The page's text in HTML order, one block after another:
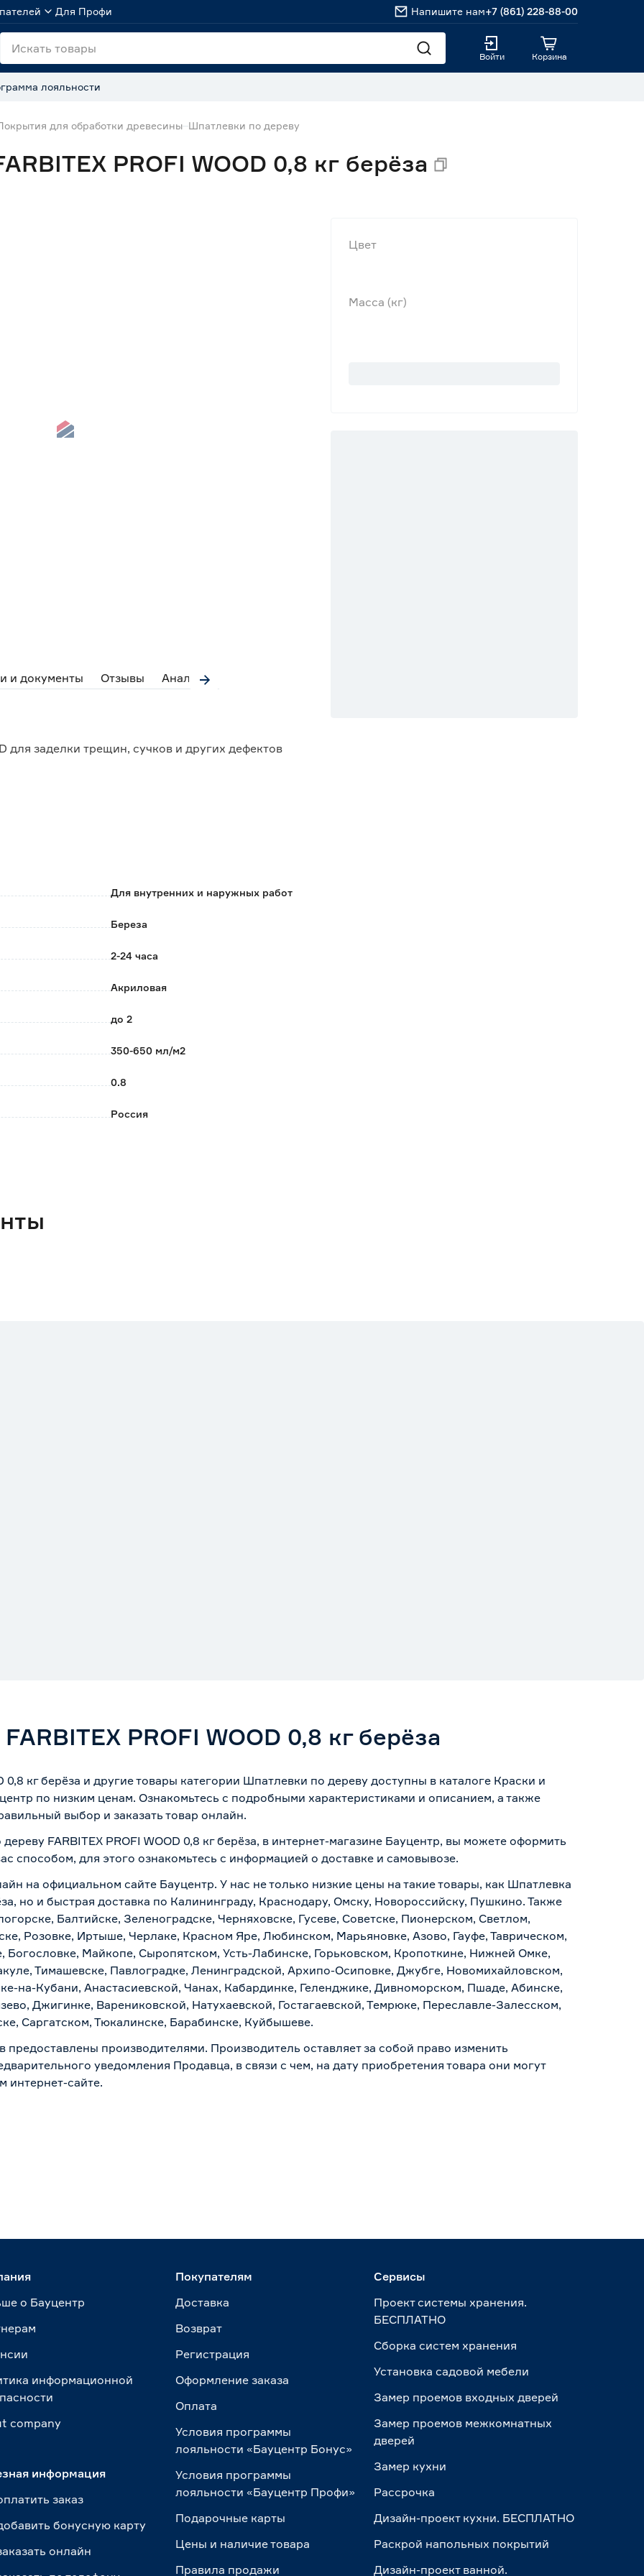
Для Профи Напишите нам+7 (861) 228-88-00
Войти Корзина
лояльности
для обработки древесины Шпатлевки по дереву
PROFI WOOD 0,8 кг берёза
и документы Отзывы Аналоги
для заделки трещин, сучков и других дефектов
Для внутренних и наружных работ
Береза
2-24 часа
Акриловая
до 2
350-650 мл/м2
0.8
Россия
Цвет
Масса (кг)
PROFI WOOD 0,8 кг берёза
0,8 кг берёза и другие товары категории Шпатлевки по дереву доступны в каталоге Краски и
по низким ценам. Ознакомьтесь с подробными характеристиками и описанием, а также
выбор и заказать товар онлайн.
FARBITEX PROFI WOOD 0,8 кг берёза, в интернет-магазине Бауцентр, вы можете оформить
способом, для этого ознакомьтесь с информацией о доставке и самовывозе.
на официальном сайте Бауцентр. У нас не только низкие цены на такие товары, как Шпатлевка
но и быстрая доставка по Калининграду, Краснодару, Омску, Новороссийску, Пушкино. Также
Балтийске, Зеленоградске, Черняховске, Гусеве, Советске, Пионерском, Светлом,
Розовке, Иртыше, Черлаке, Красном Яре, Любинском, Марьяновке, Азово, Гауфе, Таврическом,
Богословке, Майкопе, Сыропятском, Усть-Лабинске, Горьковском, Кропоткине, Нижней Омке,
Тимашевске, Павлоградке, Ленинградской, Архипо-Осиповке, Джубге, Новомихайловском,
на-Кубани, Анастасиевской, Чанах, Кабардинке, Геленджике, Дивноморском, Пшаде, Абинске,
Джигинке, Варениковской, Натухаевской, Гостагаевской, Темрюке, Переславле-Залесском,
Саргатском, Тюкалинске, Барабинске, Куйбышеве.
производителями. Производитель оставляет за собой право изменить
уведомления Продавца, в связи с чем, на дату приобретения товара они могут
интернет-сайте.
о Бауцентр
информационной
сompany
информация
заказ
бонусную карту
онлайн
Покупателям
Доставка
Возврат
Регистрация
Оформление заказа
Оплата
Условия программы
лояльности «Бауцентр Бонус»
Условия программы
лояльности «Бауцентр Профи»
Подарочные карты
Цены и наличие товара
Правила продажи
Сервисы
Проект системы хранения.
БЕСПЛАТНО
Сборка систем хранения
Установка садовой мебели
Замер проемов входных дверей
Замер проемов межкомнатных
дверей
Замер кухни
Рассрочка
Дизайн-проект кухни. БЕСПЛАТНО
Раскрой напольных покрытий
Дизайн-проект ванной.